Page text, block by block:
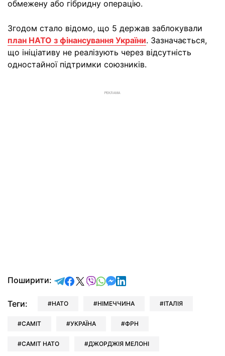
обмежену або гібридну операцію.
Згодом стало відомо, що 5 держав заблокували
план НАТО з фінансування України. Зазначається,
що ініціативу не реалізують через відсутність
одностайної підтримки союзників.
РЕКЛАМА
Поширити: відправити у Telegram
поділитись у Facebook
поділитись у X
відправити у Viber
відправити у Whatsapp
відправити у Messenger
відправити у LinkedIn
Теги: НАТО НІМЕЧЧИНА ІТАЛІЯ
САМІТ УКРАЇНА ФРН
САМІТ НАТО ДЖОРДЖІЯ МЕЛОНІ